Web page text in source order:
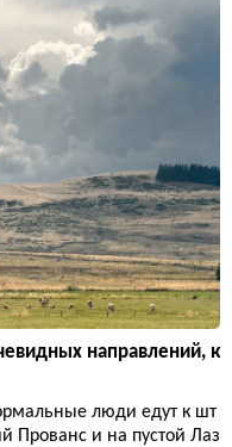
направлений, к
люди едут к шт
Прованс и на пустой Лаз